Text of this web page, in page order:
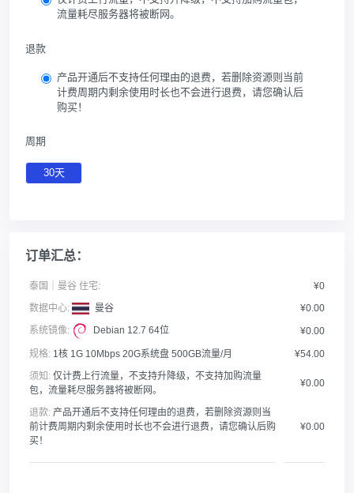
流量耗尽服务器将被断网。
退款
产品开通后不支持任何理由的退费，若删除资源则当前
计费周期内剩余使用时长也不会进行退费，请您确认后
购买！
周期
30天
订单汇总：
泰国｜曼谷 住宅:
¥0
数据中心:
曼谷 ¥0.00
系统镜像: Debian 12.7 64位 ¥0.00
规格: 1核 1G 10Mbps 20G系统盘 500GB流量/月
¥54.00
须知: 仅计费上行流量，不支持升降级，不支持加购流量
包，流量耗尽服务器将被断网。
¥0.00
退款: 产品开通后不支持任何理由的退费，若删除资源则当
前计费周期内剩余使用时长也不会进行退费，请您确认后购
买！
¥0.00